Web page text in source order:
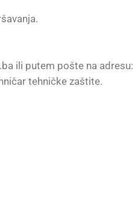
ili putem pošte na adresu:
tehničke zaštite.